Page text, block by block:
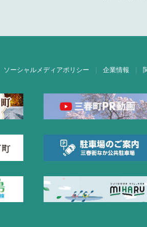
ソーシャルメディアポリシー 企業情報